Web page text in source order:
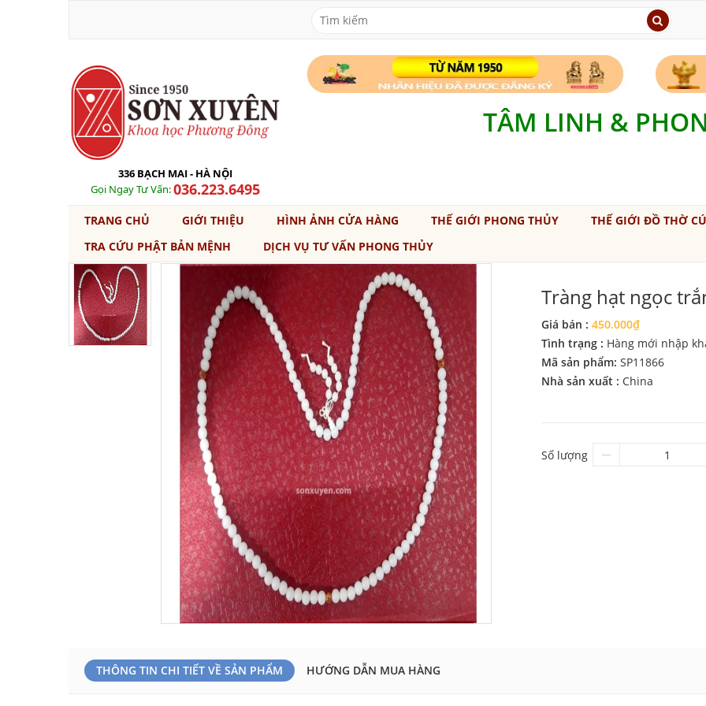
336 BẠCH MAI - HÀ NỘI
Gọi Ngay Tư Vấn:036.223.6495
TÂM LINH &
TRANG CHỦ GIỚI THIỆU HÌNH ẢNH CỬA HÀNG THẾ GIỚI PHONG THỦY
THẾ GIỚI ĐỒ THỜ
TRA CỨU PHẬT BẢN MỆNH
DỊCH VỤ TƯ VẤN PHONG THỦY
Tràng hạt ngọc
Giá bán : 450.000₫
Tình trạng : Hàng mới nhập
Mã sản phẩm: SP11866
Nhà sản xuất : China
Số lượng
THÔNG TIN CHI TIẾT VỀ SẢN PHẨM HƯỚNG DẪN MUA HÀNG